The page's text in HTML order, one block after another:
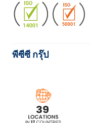
พีซีซี กรุ๊ป